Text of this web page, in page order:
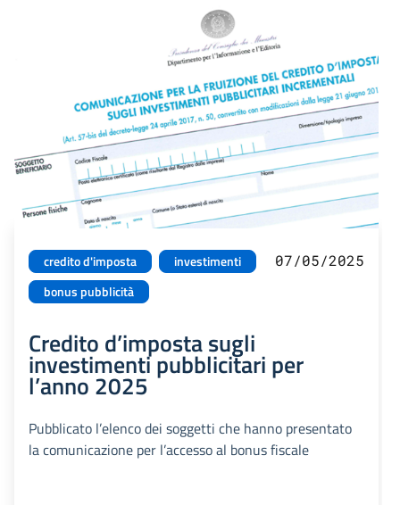
credito d'imposta
investimenti
bonus pubblicità
07/05/2025
Credito d’imposta sugli
investimenti pubblicitari per
l’anno 2025
Pubblicato l’elenco dei soggetti che hanno presentato
la comunicazione per l’accesso al bonus fiscale